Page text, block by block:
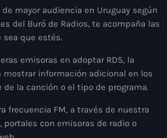
mayor audiencia en Uruguay según
del Buró de Radios, te acompaña las
sea que estés.
emisoras en adoptar RDS, la
información adicional en los
de la canción o el tipo de programa.
frecuencia FM, a través de nuestra
portales con emisoras de radio o